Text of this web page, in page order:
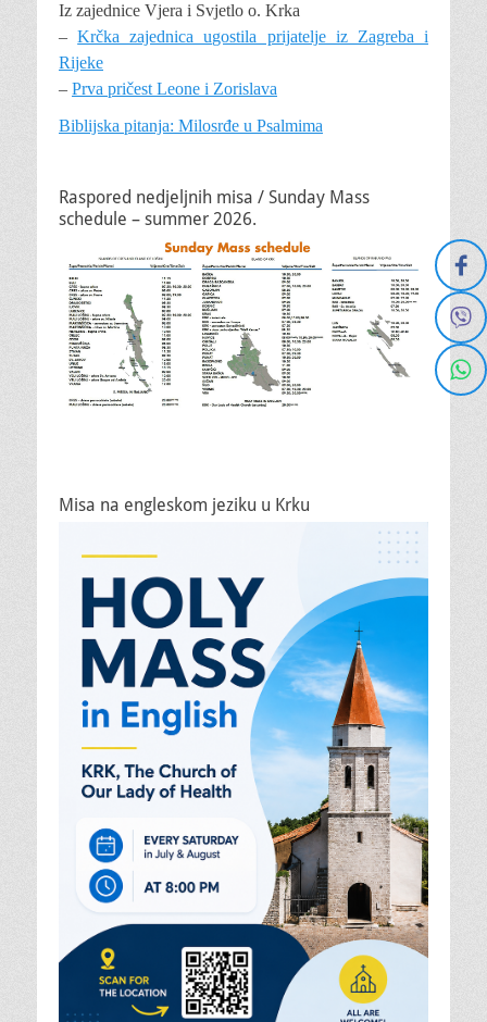
Iz zajednice Vjera i Svjetlo o. Krka
–Krčka zajednica ugostila prijatelje iz Zagreba i
Rijeke
– Prva pričest Leone i Zorislava
Biblijska pitanja: Milosrđe u Psalmima
Raspored nedjeljnih misa / Sunday Mass
schedule – summer 2026.
Misa na engleskom jeziku u Krku